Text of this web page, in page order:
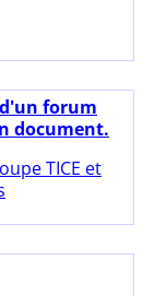
forum
document.
TICE et